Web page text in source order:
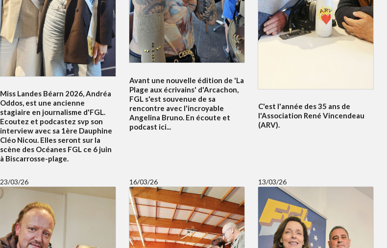
Miss Landes Béarn 2026, Andréa
Oddos, est une ancienne
stagiaire en journalisme d'FGL.
Ecoutez et podcastez svp son
interview avec sa 1ère Dauphine
Cléo Nicou. Elles seront sur la
scène des Océanes FGL ce 6 juin
à Biscarrosse-plage.
Avant une nouvelle édition de 'La
Plage aux écrivains' d'Arcachon,
FGL s'est souvenue de sa
rencontre avec l'incroyable
Angelina Bruno. En écoute et
podcast ici...
C'est l'année des 35 ans de
l'Association René Vincendeau
(ARV).
23/03/26 16/03/26 13/03/26